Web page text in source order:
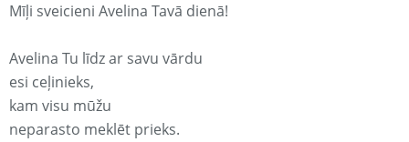
Mīļi sveicieni Avelina Tavā dienā!
Avelina Tu līdz ar savu vārdu
esi ceļinieks,
kam visu mūžu
neparasto meklēt prieks.